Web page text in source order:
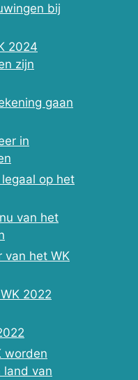
bij
2024
zijn
gaan
in
op het
van het
van het WK
2022
worden
land van